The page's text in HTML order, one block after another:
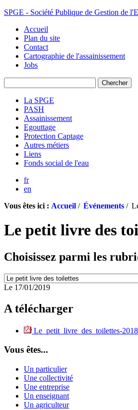
SPGE - Société Publique de Gestion de
Accueil
Plan du site
Contact
Cartographie de l'assainissement
Jobs
La SPGE
PASH
Assainissement
Egouttage
Protection Captage
Autres métiers
Liens
Fonds social de l'eau
fr
en
Vous êtes ici : Accueil / Événements /
Le petit livre des
Choisissez parmi les
Le 17/01/2019
A télécharger
Le_petit_livre_des_toilettes-
Vous êtes...
Un particulier
Une collectivité
Une entreprise
Un enseignant
Un agriculteur